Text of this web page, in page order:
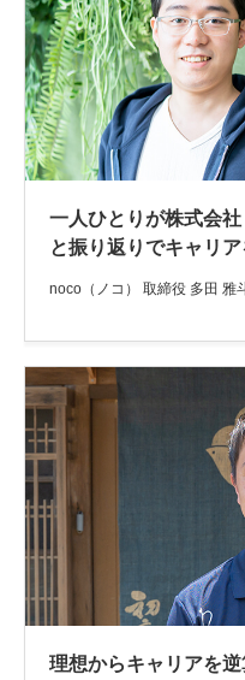
一人ひとりが株式会
と振り返りでキャリ
noco（ノコ） 取締役 多田 雅
理想からキャリアを